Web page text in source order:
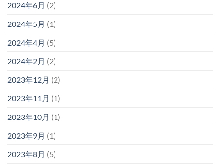
2024年6月 (2)
2024年5月 (1)
2024年4月 (5)
2024年2月 (2)
2023年12月 (2)
2023年11月 (1)
2023年10月 (1)
2023年9月 (1)
2023年8月 (5)